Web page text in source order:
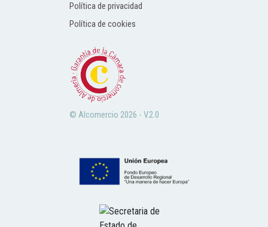
© Alcomercio 2026 - V.2.0
Política de privacidad
Política de cookies